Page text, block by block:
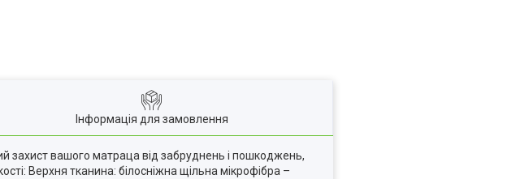
Інформація для замовлення
захист вашого матраца від забруднень і пошкоджень,
Верхня тканина: білосніжна щільна мікрофібра –